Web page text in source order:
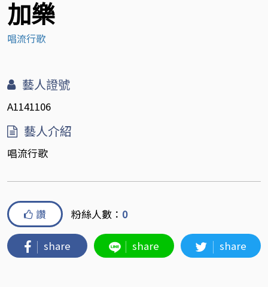
加樂
唱流行歌
藝人證號
A1141106
藝人介紹
唱流行歌
讚 粉絲人數： 0
share share share